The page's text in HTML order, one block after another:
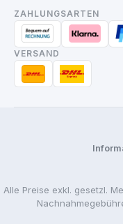
ZAHLUNGSARTEN
VERSAND
Alle Preise exkl. gesetzl.